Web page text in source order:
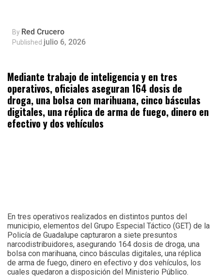
By Red Crucero
Published julio 6, 2026
Mediante trabajo de inteligencia y en tres
operativos, oficiales aseguran 164 dosis de
droga, una bolsa con marihuana, cinco básculas
digitales, una réplica de arma de fuego, dinero en
efectivo y dos vehículos
En tres operativos realizados en distintos puntos del
municipio, elementos del Grupo Especial Táctico (GET) de la
Policía de Guadalupe capturaron a siete presuntos
narcodistribuidores, asegurando 164 dosis de droga, una
bolsa con marihuana, cinco básculas digitales, una réplica
de arma de fuego, dinero en efectivo y dos vehículos, los
cuales quedaron a disposición del Ministerio Público.